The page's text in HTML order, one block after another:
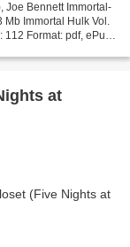
Joe Bennett Immortal-
Mb Immortal Hulk Vol.
112 Format: pdf, ePub,
at